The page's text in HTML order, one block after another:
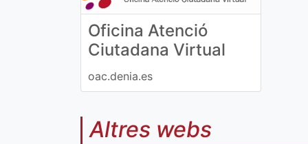
Oficina Atenció
Ciutadana Virtual
oac.denia.es
Altres webs